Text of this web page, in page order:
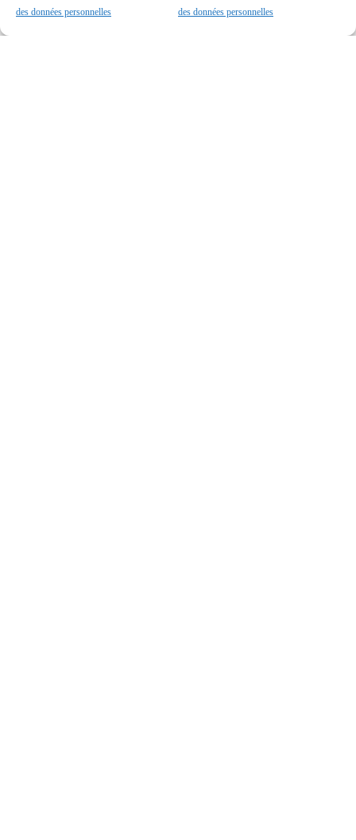
des données personnelles des données personnelles
Durant quatre jours à Libreville, les Jeux de la